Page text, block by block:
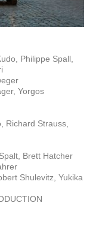
Philippe Spall,
Yorgos
Richard Strauss,
Brett Hatcher
Shulevitz, Yukika